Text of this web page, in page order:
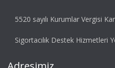
5520 sayılı Kurumlar Vergisi
Sigortacılık Destek Hizmetleri